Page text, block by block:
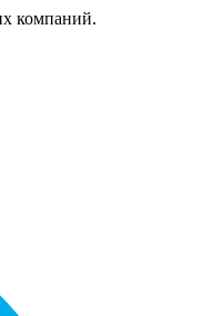
компаний.